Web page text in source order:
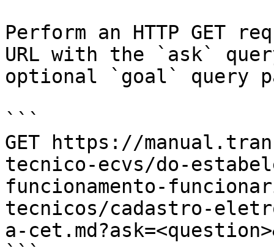
Perform an HTTP GET
URL with the `ask`
optional `goal` query
```
GET https://
tecnico-ecvs/do-
funcionamento-
tecnicos/cadastro-
a-